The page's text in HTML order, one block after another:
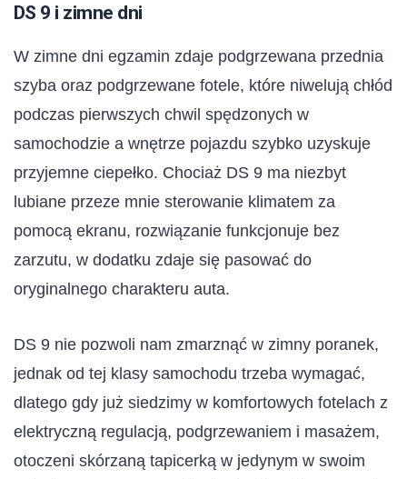
DS 9 i zimne dni
W zimne dni egzamin zdaje podgrzewana przednia
szyba oraz podgrzewane fotele, które niwelują chłód
podczas pierwszych chwil spędzonych w
samochodzie a wnętrze pojazdu szybko uzyskuje
przyjemne ciepełko. Chociaż DS 9 ma niezbyt
lubiane przeze mnie sterowanie klimatem za
pomocą ekranu, rozwiązanie funkcjonuje bez
zarzutu, w dodatku zdaje się pasować do
oryginalnego charakteru auta.
DS 9 nie pozwoli nam zmarznąć w zimny poranek,
jednak od tej klasy samochodu trzeba wymagać,
dlatego gdy już siedzimy w komfortowych fotelach z
elektryczną regulacją, podgrzewaniem i masażem,
otoczeni skórzaną tapicerką w jedynym w swoim